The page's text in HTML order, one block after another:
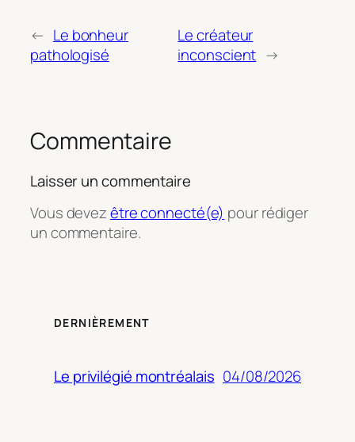
← Le bonheur
pathologisé
Le créateur
inconscient →
Commentaire
Laisser un commentaire
Vous devezêtre connecté(e) pour rédiger
un commentaire.
DERNIÈREMENT
Le privilégié montréalais 04/08/2026